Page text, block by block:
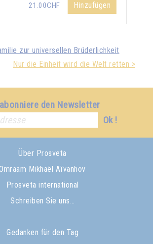
21.00CHF Hinzufügen
zur universellen Brüderlichkeit
Nur die Einheit wird die Welt retten >
den Newsletter
Ok !
Über Prosveta
Mikhaël Aïvanhov
Prosveta international
Schreiben Sie uns…
Gedanken für den Tag